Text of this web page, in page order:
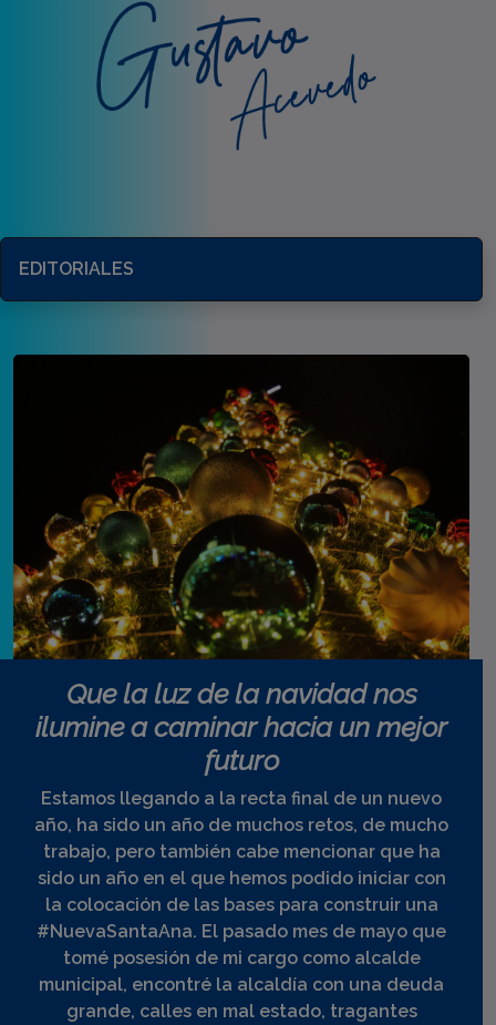
EDITORIALES
Que la luz de la navidad nos
ilumine a caminar hacia un mejor
futuro
Estamos llegando a la recta final de un nuevo
año, ha sido un año de muchos retos, de mucho
trabajo, pero también cabe mencionar que ha
sido un año en el que hemos podido iniciar con
la colocación de las bases para construir una
#NuevaSantaAna. El pasado mes de mayo que
tomé posesión de mi cargo como alcalde
municipal, encontré la alcaldía con una deuda
grande, calles en mal estado, tragantes